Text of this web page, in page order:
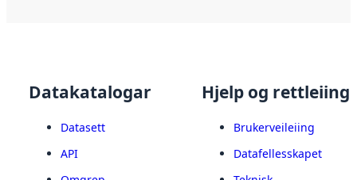
Datakatalogar
Datasett
API
Hjelp og rettleiing
Brukerveileiing
Datafellesskapet